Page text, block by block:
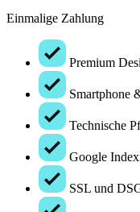
Einmalige Zahlung
Premium
Smartphone
Technische
Google
SSL und